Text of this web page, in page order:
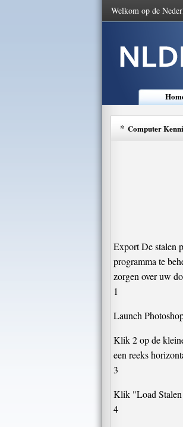
Welkom op de
* Computer
Export De stalen
programma te
zorgen over uw
1
Launch
Klik 2 op de
een reeks
3
Klik "Load Stalen
4